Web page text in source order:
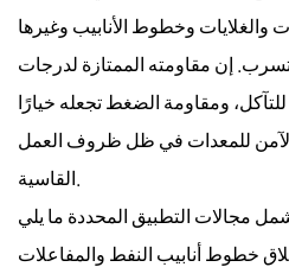
والغلايات وخطوط الأنابيب وغيرها
إن مقاومته الممتازة لدرجات
للتآكل، ومقاومة الضغط تجعله خيارًا
الآمن للمعدات في ظل ظروف العمل
خطوط أنابيب النفط والمفاعلات